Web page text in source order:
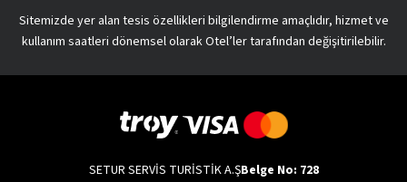
Sitemizde yer alan tesis özellikleri bilgilendirme amaçlıdır, hizmet ve
kullanım saatleri dönemsel olarak Otel’ler tarafından değişitirilebilir.
SETUR SERVİS TURİSTİK A.ŞBelge No: 728